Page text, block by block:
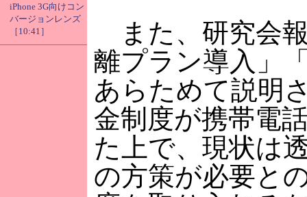
iPhone 3G向けコン
バージョンレンズ
［10:41］
また、研究会
離プラン導入」
あらためて説明
金制度が携帯電
た上で、現状は
の方策が必要と